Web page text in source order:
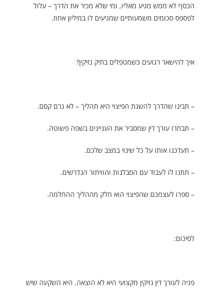
הכסף לא ממש מגיע מאליו, ומי שלא מכיר את הדרך – עלול
לפספס סכומים משמעותיים שמגיעים לו במיליון אחוז.
איך להישאר רגועים כשמטפלים בתיק נזיקין?
– תבינו שהדרך להשגת הפיצוי היא תהליך – לא גרם קסם.
– תבחרו עורך דין שמסביר את העניינים בשפה פשוטה.
– תעדכנו אותו על כל שינוי במצב שלכם.
– תתנו לו לעבוד עם הסבלנות והוויתור הנדרשים.
– ספרו לעצמכם שהפיצוי הוא חלק מההליך ההחלמה.
לסיכום:
פניה לעורך דין נזיקין מקצועי היא לא הוצאה, היא השקעה שיש